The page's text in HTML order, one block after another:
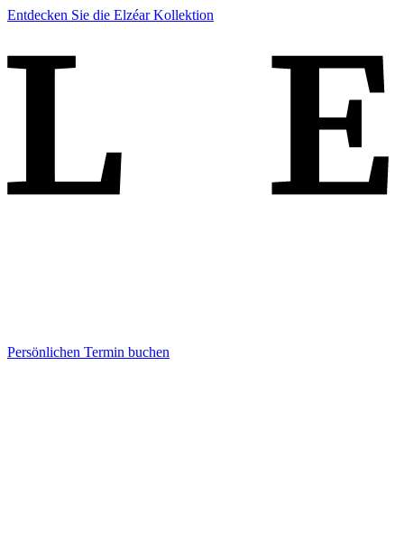
Entdecken Sie die Elzéar Kollektion
Persönlichen Termin buchen